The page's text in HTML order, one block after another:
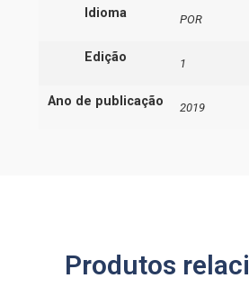
Idioma POR
Edição 1
Ano de publicação 2019
Produtos